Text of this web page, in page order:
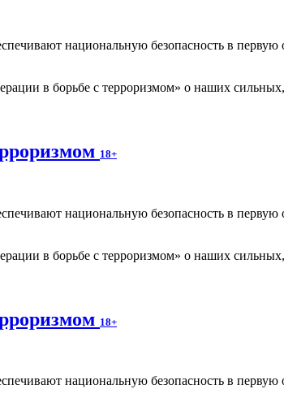
национальную безопасность в первую
в борьбе с терроризмом» о наших
18+
национальную безопасность в первую
в борьбе с терроризмом» о наших
18+
национальную безопасность в первую